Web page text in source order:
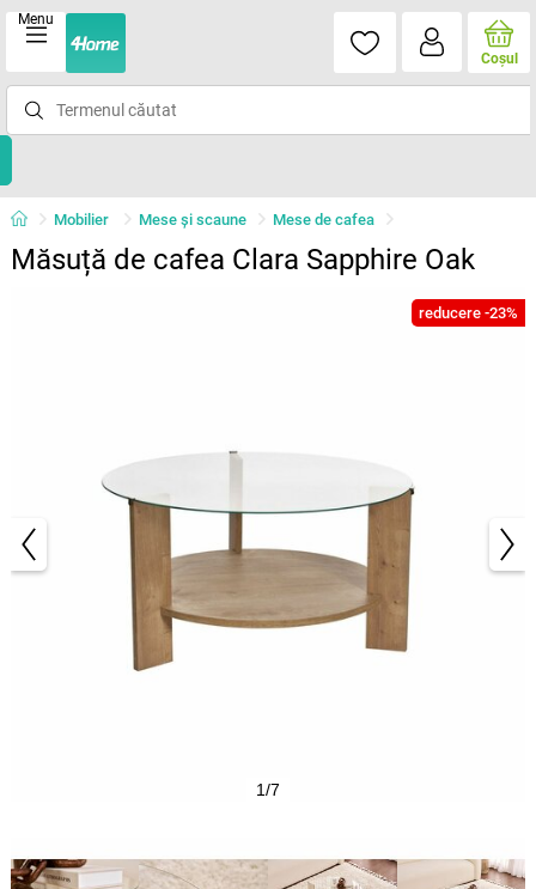
Menu
Coşul
Mobilier Mese şi scaune Mese de cafea
Măsuță de cafea Clara Sapphire Oak
reducere -23%
1/7